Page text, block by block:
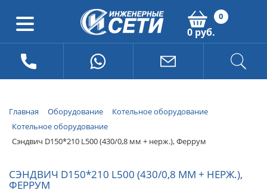
0
0 руб.
Главная Оборудование
Котельное оборудование
Котельное оборудование
Сэндвич D150*210 L500 (430/0,8 мм + нерж.), Феррум
СЭНДВИЧ D150*210 L500 (430/0,8 ММ + НЕРЖ.),
ФЕРРУМ